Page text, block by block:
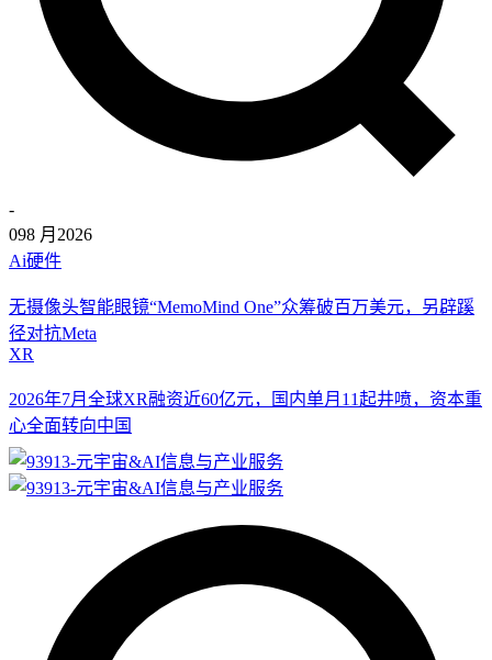
-
098 月 2026
Ai硬件
无摄像头智能眼镜“MemoMind One”众筹破百万美元，另辟蹊
径对抗Meta
XR
2026年7月全球XR融资近60亿元，国内单月11起井喷，资本重
心全面转向中国